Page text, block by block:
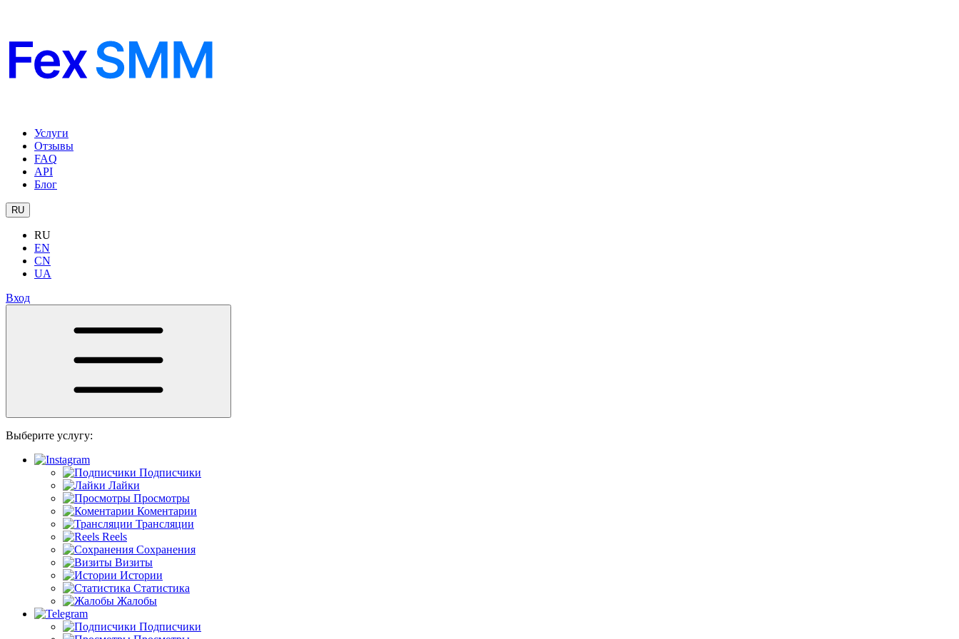
Услуги
Отзывы
FAQ
API
Блог
RU
RU
EN
CN
UA
Вход
Выберите услугу:
Подписчики
Лайки
Просмотры
Коментарии
Трансляции
Reels
Сохранения
Визиты
Истории
Статистика
Жалобы
Подписчики